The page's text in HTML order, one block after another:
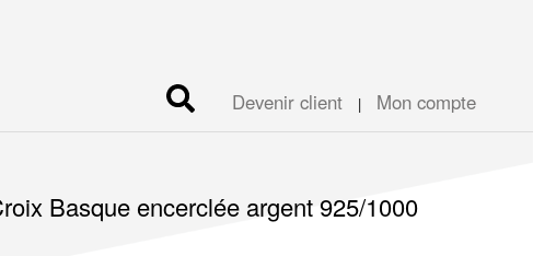
Devenir client | Mon compte
Basque encerclée argent 925/1000